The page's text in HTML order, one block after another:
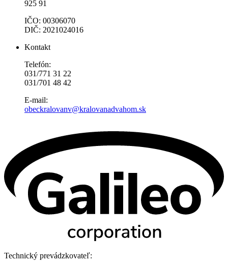
925 91
IČO: 00306070
DIČ: 2021024016
Kontakt
Telefón:
031/771 31 22
031/701 48 42
E-mail:
obeckralovanv@kralovanadvahom.sk
Technický prevádzkovateľ: